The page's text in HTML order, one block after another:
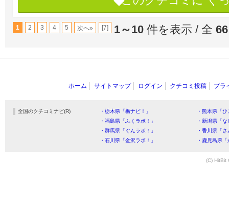
1 2 3 4 5 次へ» [7] 1～10 件を表示 / 全 66
ホーム サイトマップ ログイン クチコミ投稿 プラ
全国のクチコミナビ(R) ・栃木県「栃ナビ！」
・熊本県「
・福島県「ふくラボ！」
・新潟県「
・群馬県「ぐんラボ！」
・香川県「
・石川県「金沢ラボ！」
・鹿児島県
(C) HitBit